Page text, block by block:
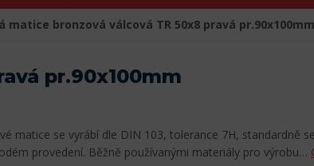
matice bronzová válcová TR 50x8 pravá pr.90x100mm
pr.90x100mm
matice se vyrábí dle DIN 103, tolerance 7H, standardně
provedení. Běžně používanými materiály pro výrobu…